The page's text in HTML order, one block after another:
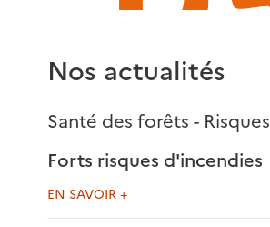
Nos actualités
Santé des forêts - Risques
Forts risques d'incendies
EN SAVOIR +